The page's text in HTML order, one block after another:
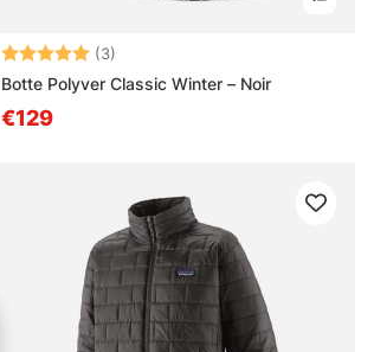
Note: (3)
Botte Polyver Classic Winter – Noir
€129